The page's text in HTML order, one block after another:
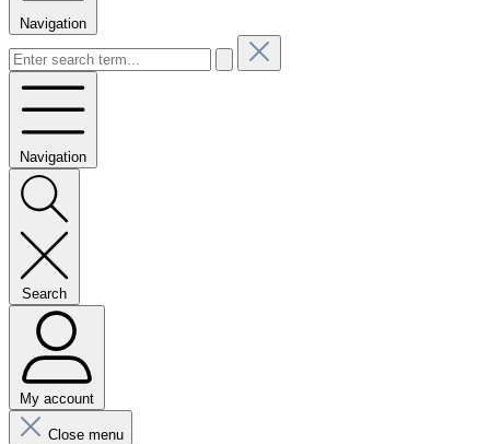
Navigation
Navigation
Search
My account
Close menu